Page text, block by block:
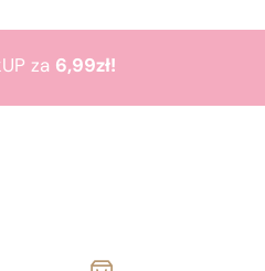
za 6,99zł!